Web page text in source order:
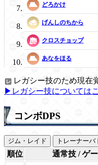
どろかけ
げんしのちから
クロスチョップ
あなをほる
レガシー技のため現在
▶レガシー技については
コンボDPS
ジム・レイド トレーナーバ
順位 通常技 / ゲ